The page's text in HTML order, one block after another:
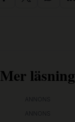
Mer läsning